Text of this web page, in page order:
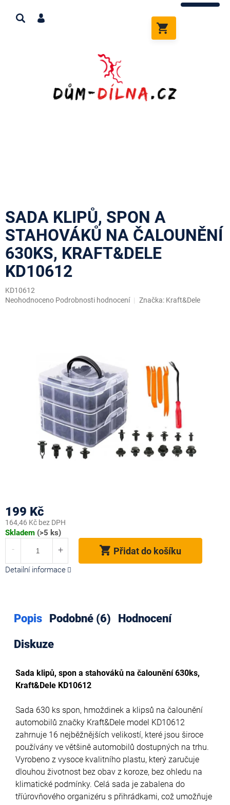
obsah
KOŠÍK
SADA KLIPŮ, SPON A
STAHOVÁKŮ NA ČALOUNĚNÍ
630KS, KRAFT&DELE
KD10612
KD10612
Průměrné
Neohodnoceno Podrobnosti hodnocení Značka: Kraft&Dele
199 Kč
164,46 Kč bez DPH
Měrná
Skladem (>5 ks)
Přidat do košíku
Detailní informace
Popis Podobné (6)
Hodnocení
Diskuze
Sada klipů, spon a stahováků na čalounění 630ks,
Kraft&Dele KD10612
Sada 630 ks spon, hmoždinek a klipsů na čalounění
automobilů značky Kraft&Dele model KD10612
zahrnuje 16 nejběžnějších velikostí, které jsou široce
používány ve většině automobilů dostupných na trhu.
Vyrobeno z vysoce kvalitního plastu, který zaručuje
dlouhou životnost bez obav z koroze, bez ohledu na
klimatické podmínky. Celá sada je zabalena do
tříúrovňového organizéru s přihrádkami, což umožňuje